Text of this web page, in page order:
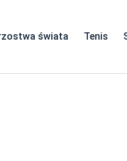
świata Tenis